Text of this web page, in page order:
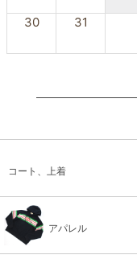
30 31
コート、上着
アパレル